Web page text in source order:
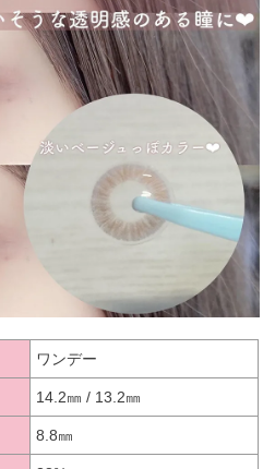
ワンデー
14.2㎜ / 13.2㎜
8.8㎜